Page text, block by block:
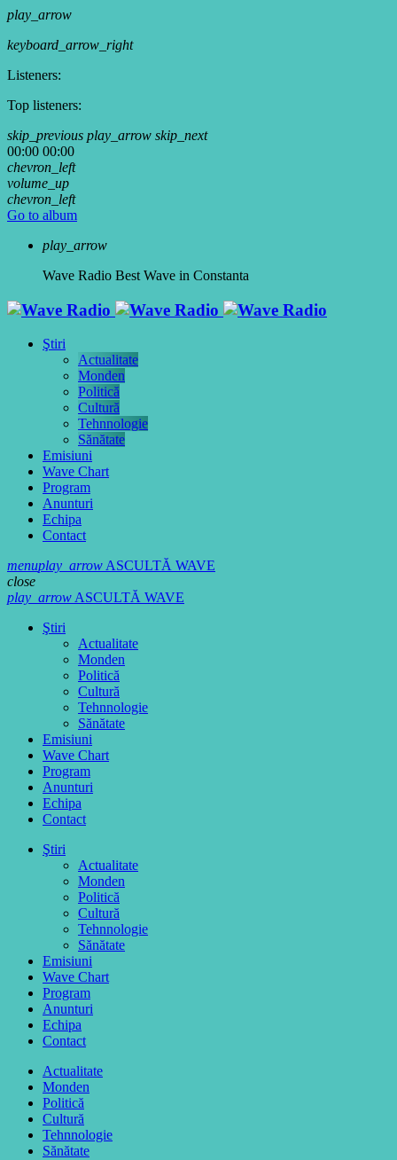
play_arrow
keyboard_arrow_right
Listeners:
Top listeners:
skip_previous play_arrow skip_next
00:00 00:00
chevron_left
volume_up
chevron_left
Go to album
play_arrow
Wave Radio Best Wave in Constanta
Ştiri
Actualitate
Monden
Politică
Cultură
Tehnnologie
Sănătate
Emisiuni
Wave Chart
Program
Anunturi
Echipa
Contact
menuplay_arrowASCULTĂ WAVE
close
play_arrowASCULTĂ WAVE
Ştiri
Actualitate
Monden
Politică
Cultură
Tehnnologie
Sănătate
Emisiuni
Wave Chart
Program
Anunturi
Echipa
Contact
Ştiri
Actualitate
Monden
Politică
Cultură
Tehnnologie
Sănătate
Emisiuni
Wave Chart
Program
Anunturi
Echipa
Contact
Actualitate
Monden
Politică
Cultură
Tehnnologie
Sănătate